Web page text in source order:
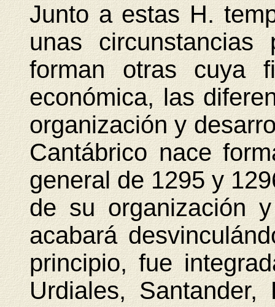
Junto a estas H.
unas circunstancias
forman otras cuya
económica, las
organización y
Cantábrico nace
general de 1295 y
de su organización
acabará
principio, fue
Urdiales, Santander,